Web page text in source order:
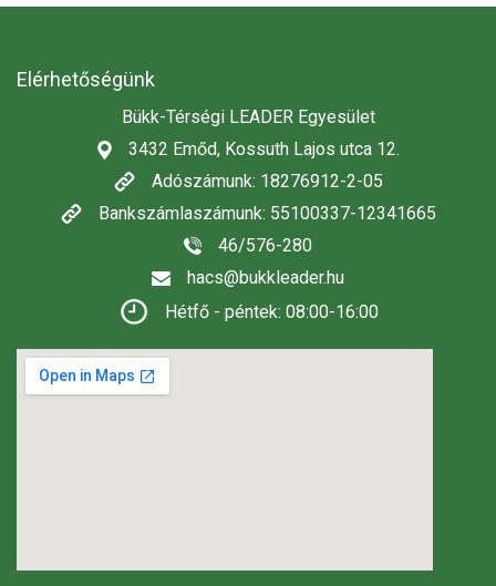
Elérhetőségünk
Bükk-Térségi LEADER Egyesület
3432 Emőd, Kossuth Lajos utca 12.
Adószámunk: 18276912-2-05
Bankszámlaszámunk: 55100337-12341665
46/576-280
hacs@bukkleader.hu
Hétfő - péntek: 08:00-16:00